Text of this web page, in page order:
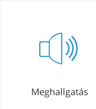
Meghallgatás